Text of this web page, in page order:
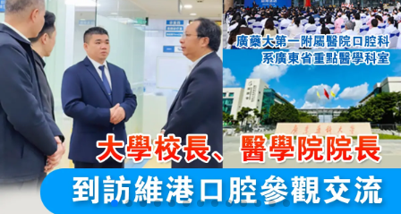
醫療新聞 medical news
種植牙 dental implant
箍牙 orthodontics
收費標準 change standard
預約牙醫 contact us